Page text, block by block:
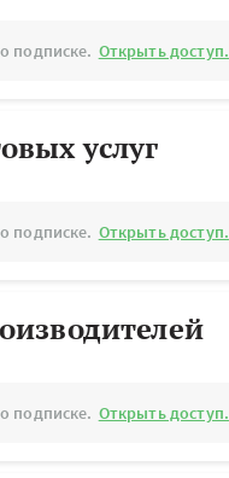
подписке. Открыть доступ.
услуг
подписке. Открыть доступ.
подписке. Открыть доступ.